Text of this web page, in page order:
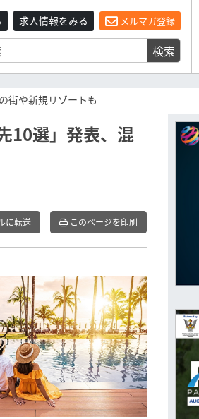
求人情報をみる メルマガ登録
検索
街や新規リゾートも
10選」発表、混
に転送 このページを印刷